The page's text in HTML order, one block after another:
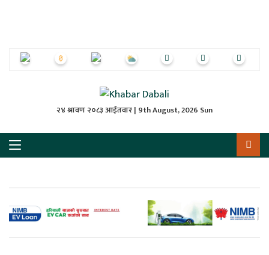
२४ श्रावण २०८३ आईतवार | 9th August, 2026 Sun